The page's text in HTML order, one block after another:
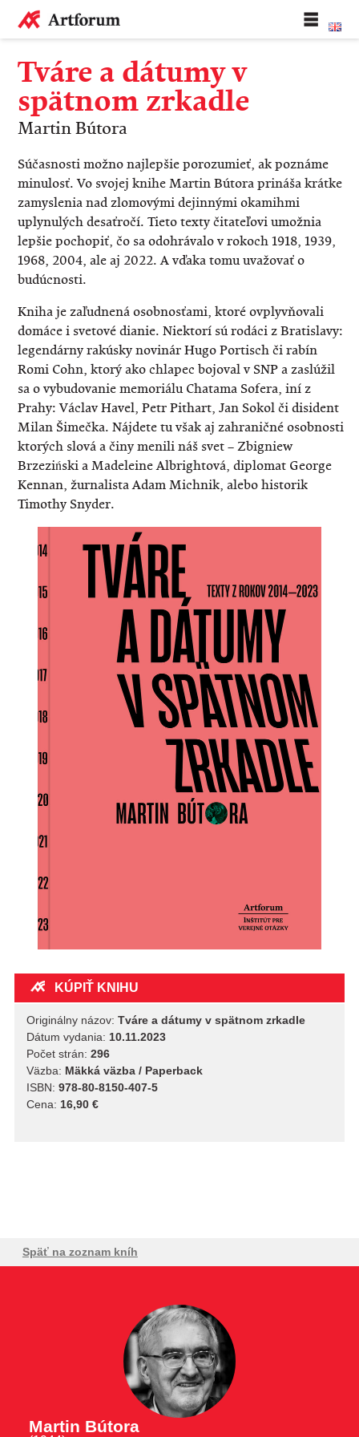
Tváre a dátumy v
spätnom zrkadle
Martin Bútora
Súčasnosti možno najlepšie porozumieť, ak poznáme
minulosť. Vo svojej knihe Martin Bútora prináša krátke
zamyslenia nad zlomovými dejinnými okamihmi
uplynulých desaťročí. Tieto texty čitateľovi umožnia
lepšie pochopiť, čo sa odohrávalo v rokoch 1918, 1939,
1968, 2004, ale aj 2022. A vďaka tomu uvažovať o
budúcnosti.
Kniha je zaľudnená osobnosťami, ktoré ovplyvňovali
domáce i svetové dianie. Niektorí sú rodáci z Bratislavy:
legendárny rakúsky novinár Hugo Portisch či rabín
Romi Cohn, ktorý ako chlapec bojoval v SNP a zaslúžil
sa o vybudovanie memoriálu Chatama Sofera, iní z
Prahy: Václav Havel, Petr Pithart, Jan Sokol či disident
Milan Šimečka. Nájdete tu však aj zahraničné osobnosti,
ktorých slová a činy menili náš svet – Zbigniew
Brzeziński a Madeleine Albrightová, diplomat George
Kennan, žurnalista Adam Michnik, alebo historik
Timothy Snyder.
KÚPIŤ KNIHU
Originálny názov: Tváre a dátumy v spätnom zrkadle
Dátum vydania: 10.11.2023
Počet strán: 296
Väzba: Mäkká väzba / Paperback
ISBN: 978-80-8150-407-5
Cena: 16,90 €
Späť na zoznam kníh
Martin Bútora